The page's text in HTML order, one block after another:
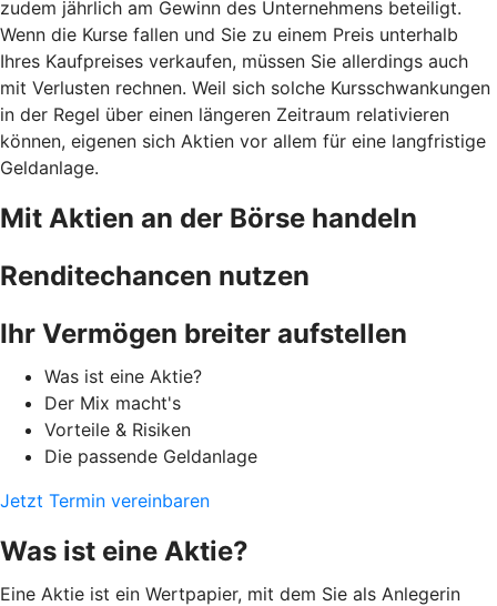
zudem jährlich am Gewinn des Unternehmens beteiligt.
Wenn die Kurse fallen und Sie zu einem Preis unterhalb
Ihres Kaufpreises verkaufen, müssen Sie allerdings auch
mit Verlusten rechnen. Weil sich solche Kursschwankungen
in der Regel über einen längeren Zeitraum relativieren
können, eigenen sich Aktien vor allem für eine langfristige
Geldanlage.
Mit Aktien an der Börse handeln
Renditechancen nutzen
Ihr Vermögen breiter aufstellen
Was ist eine Aktie?
Der Mix macht's
Vorteile & Risiken
Die passende Geldanlage
Jetzt Termin vereinbaren
Was ist eine Aktie?
Eine Aktie ist ein Wertpapier, mit dem Sie als Anlegerin